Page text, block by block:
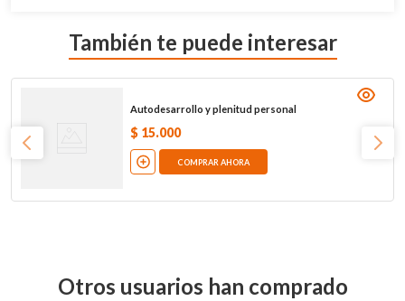
También te puede interesar
Autodesarrollo y plenitud personal
$ 15.000
COMPRAR AHORA
Otros usuarios han comprado